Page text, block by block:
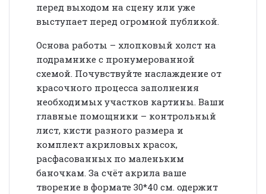
перед выходом на сцену или уже
выступает перед огромной публикой.
Основа работы – хлопковый холст на
подрамнике с пронумерованной
схемой. Почувствуйте наслаждение от
красочного процесса заполнения
необходимых участков картины. Ваши
главные помощники – контрольный
лист, кисти разного размера и
комплект акриловых красок,
расфасованных по маленьким
баночкам. За счёт акрила ваше
творение в формате 30*40 см. одержит